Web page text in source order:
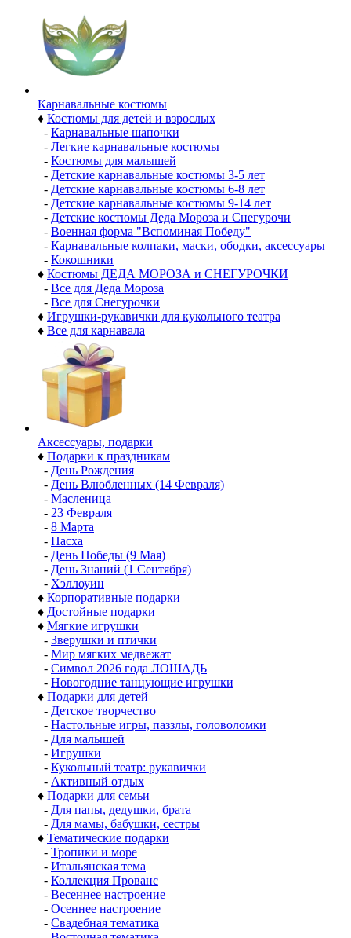
Карнавальные костюмы
♦ Костюмы для детей и взрослых
- Карнавальные шапочки
- Легкие карнавальные костюмы
- Костюмы для малышей
- Детские карнавальные костюмы 3-5 лет
- Детские карнавальные костюмы 6-8 лет
- Детские карнавальные костюмы 9-14 лет
- Детские костюмы Деда Мороза и Снегурочи
- Военная форма "Вспоминая Победу"
- Карнавальные колпаки, маски, ободки, аксессуары
- Кокошники
♦ Костюмы ДЕДА МОРОЗА и СНЕГУРОЧКИ
- Все для Деда Мороза
- Все для Снегурочки
♦ Игрушки-рукавички для кукольного театра
♦ Все для карнавала
Аксессуары, подарки
♦ Подарки к праздникам
- День Рождения
- День Влюбленных (14 Февраля)
- Масленица
- 23 Февраля
- 8 Марта
- Пасха
- День Победы (9 Мая)
- День Знаний (1 Сентября)
- Хэллоуин
♦ Корпоративные подарки
♦ Достойные подарки
♦ Мягкие игрушки
- Зверушки и птички
- Мир мягких медвежат
- Символ 2026 года ЛОШАДЬ
- Новогодние танцующие игрушки
♦ Подарки для детей
- Детское творчество
- Настольные игры, паззлы, головоломки
- Для малышей
- Игрушки
- Кукольный театр: рукавички
- Активный отдых
♦ Подарки для семьи
- Для папы, дедушки, брата
- Для мамы, бабушки, сестры
♦ Тематические подарки
- Тропики и море
- Итальянская тема
- Коллекция Прованс
- Весеннее настроение
- Осеннее настроение
- Свадебная тематика